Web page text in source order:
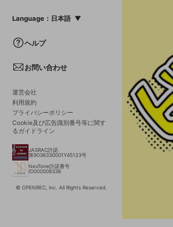
Language ： 日本語
中文(簡体)
ヘルプ
お問い合わせ
運営会社
利用規約
プライバシーポリシー
Cookie及び広告識別番号等に関す
るガイドライン
JASRAC許諾
第9036330001Y45123号
NexTone許諾番号
ID000008336
© OPENREC, inc. All Rights Reserved.